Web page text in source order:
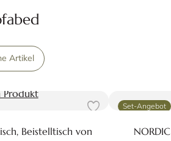
Artikel
Produkt
Beistelltisch von
Set-Angebot